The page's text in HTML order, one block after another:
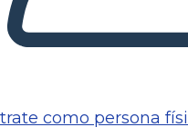
como persona